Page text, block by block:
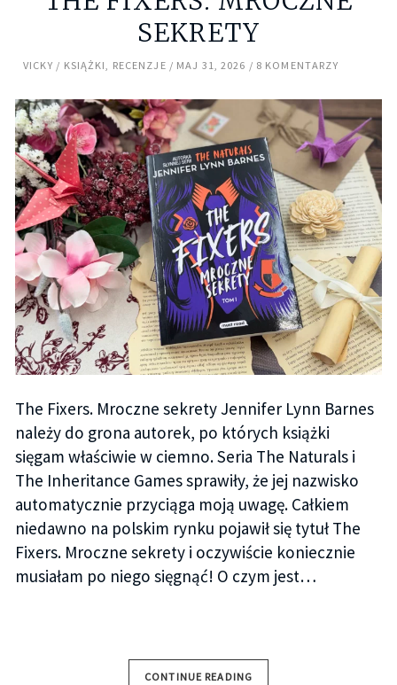
SEKRETY
VICKY KSIĄŻKI, RECENZJE MAJ 31, 2026 8 KOMENTARZY
The Fixers. Mroczne sekrety Jennifer Lynn Barnes
należy do grona autorek, po których książki
sięgam właściwie w ciemno. Seria The Naturals i
The Inheritance Games sprawiły, że jej nazwisko
automatycznie przyciąga moją uwagę. Całkiem
niedawno na polskim rynku pojawił się tytuł The
Fixers. Mroczne sekrety i oczywiście koniecznie
musiałam po niego sięgnąć! O czym jest…
CONTINUE READING